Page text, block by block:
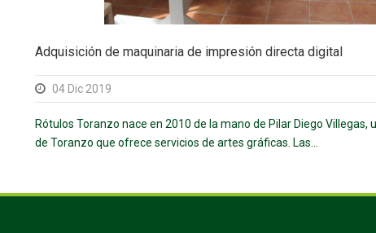
Adquisición de maquinaria de impresión directa digital
04 Dic 2019
Rótulos Toranzo nace en 2010 de la mano de Pilar Diego Villegas,
de Toranzo que ofrece servicios de artes gráficas. Las...